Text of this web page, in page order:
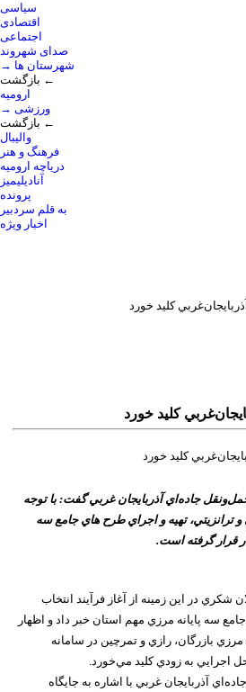
سیاسی
اقتصادی
اجتماعی
صدای شهروند
→ شهرستان ها
بازگشت ←
ارومیه
→ ورزشی
بازگشت ←
والیبال
فرهنگ و هنر
دریاچه ارومیه
آنادیلیمیز
پرونده
به قلم سردبیر
اخبار ویژه
جاده‌اي آذربايجان‌ غربي گفت: با توجه
ترانزيتي، تهيه و اجراي طرح ‌هاي جامع سه
قرار گرفته است.
شکري در اين زمينه از آغاز فرآيند انتخاب
سه پايانه مرزي مهم استان خبر داد و اظهار
مرزي بازرگان، رازي و تمرچين در سامانه
اجرايي به زودي کليد مي‌خورد.
آذربايجان‌ غربي با اشاره به جايگاه